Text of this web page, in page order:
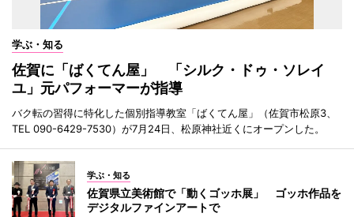
学ぶ・知る
佐賀に「ばくてん屋」 「シルク・ドゥ・ソレイ
ユ」元パフォーマーが指導
バク転の習得に特化した個別指導教室「ばくてん屋」（佐賀市松原3、
TEL 090-6429-7530）が7月24日、松原神社近くにオープンした。
学ぶ・知る
佐賀県立美術館で「動くゴッホ展」 ゴッホ作品を
デジタルファインアートで